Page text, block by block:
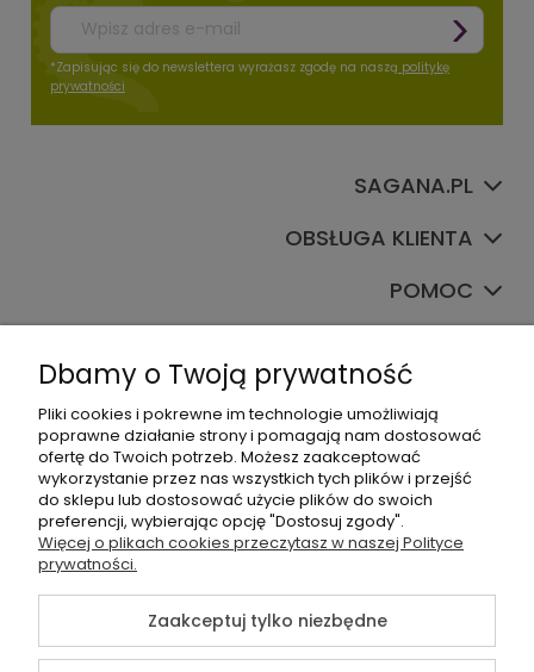
*Zapisując się do newslettera wyrażasz zgodę na naszą politykę
prywatności
SAGANA.PL
OBSŁUGA KLIENTA
POMOC
+48535745555
Dbamy o Twoją prywatność
Pliki cookies i pokrewne im technologie umożliwiają
poprawne działanie strony i pomagają nam dostosować
ofertę do Twoich potrzeb. Możesz zaakceptować
wykorzystanie przez nas wszystkich tych plików i przejść
do sklepu lub dostosować użycie plików do swoich
preferencji, wybierając opcję "Dostosuj zgody".
Więcej o plikach cookies przeczytasz w naszej Polityce
prywatności.
Zaakceptuj tylko niezbędne